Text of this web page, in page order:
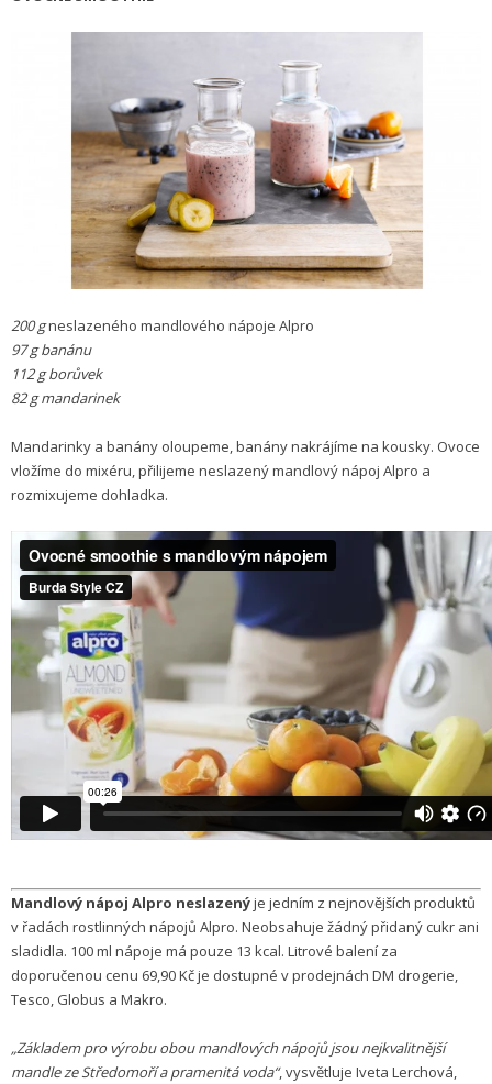
200 gneslazeného mandlového nápoje Alpro
97 g banánu
112 g borůvek
82 g mandarinek
Mandarinky a banány oloupeme, banány nakrájíme na kousky. Ovoce
vložíme do mixéru, přilijeme neslazený mandlový nápoj Alpro a
rozmixujeme dohladka.
Mandlový nápoj Alpro neslazenýje jedním z nejnovějších produktů
v řadách rostlinných nápojů Alpro. Neobsahuje žádný přidaný cukr ani
sladidla. 100 ml nápoje má pouze 13 kcal. Litrové balení za
doporučenou cenu 69,90 Kč je dostupné v prodejnách DM drogerie,
Tesco, Globus a Makro.
„Základem pro výrobu obou mandlových nápojů jsou nejkvalitnější
mandle ze Středomoří a pramenitá voda“, vysvětluje Iveta Lerchová,